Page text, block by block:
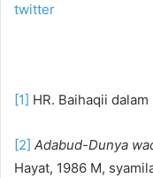
twitter
[1] HR. Baihaqii
[2] Adabud-Dunya
Hayat, 1986 M,